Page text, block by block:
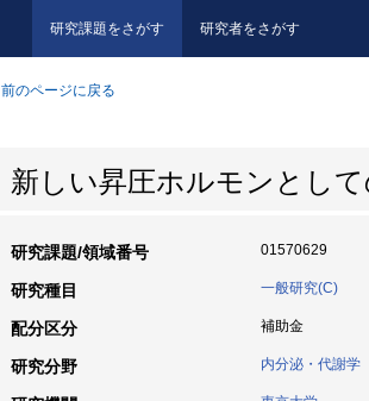
研究課題をさがす 研究者をさがす
前のページに戻る
新しい昇圧ホルモンとし
研究課題/領域番号 01570629
研究種目 一般研究(C)
配分区分 補助金
研究分野 内分泌・代謝学